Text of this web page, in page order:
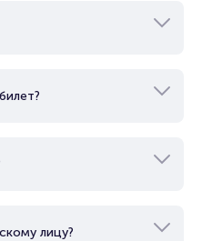
лицу?